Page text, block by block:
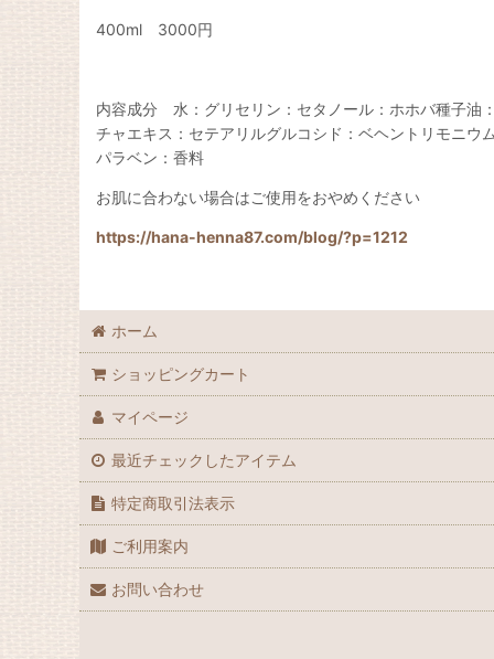
400ml 3000円
内容成分 水：グリセリン：セタノール：ホホバ種子油
チャエキス：セテアリルグルコシド：ベヘントリモニ
パラベン：香料
お肌に合わない場合はご使用をおやめください
https://hana-henna87.com/blog/?p=1212
ホーム
ショッピングカート
マイページ
最近チェックしたアイテム
特定商取引法表示
ご利用案内
お問い合わせ